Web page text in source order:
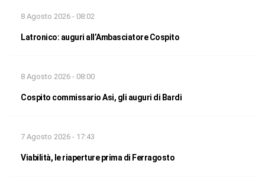
8 Agosto 2026 - 08:02
Latronico: auguri all’Ambasciatore Cospito
8 Agosto 2026 - 08:00
Cospito commissario Asi, gli auguri di Bardi
7 Agosto 2026 - 17:43
Viabilità, le riaperture prima di Ferragosto